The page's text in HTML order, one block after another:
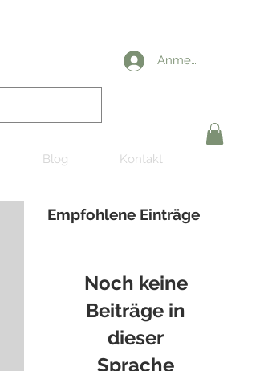
Anmelden
Blog Kontakt
Empfohlene Einträge
Noch keine
Beiträge in
dieser
Sprache